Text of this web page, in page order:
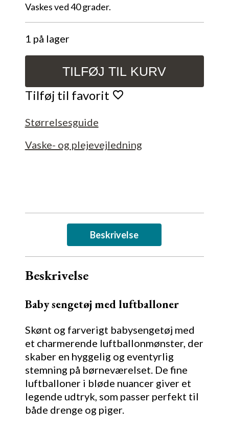
Vaskes ved 40 grader.
1 på lager
sengetøj
med
luftballoner.
antal
TILFØJ TIL KURV
Tilføj til favorit
Størrelsesguide
Vaske- og plejevejledning
Beskrivelse
Beskrivelse
Baby sengetøj med luftballoner
Skønt og farverigt babysengetøj med
et charmerende luftballonmønster, der
skaber en hyggelig og eventyrlig
stemning på børneværelset. De fine
luftballoner i bløde nuancer giver et
legende udtryk, som passer perfekt til
både drenge og piger.